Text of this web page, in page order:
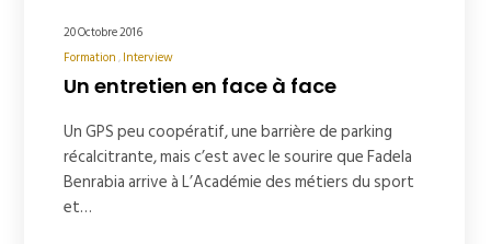
20 Octobre 2016
Formation Interview
Un entretien en face à face
Un GPS peu coopératif, une barrière de parking
récalcitrante, mais c’est avec le sourire que Fadela
Benrabia arrive à L’Académie des métiers du sport
et…